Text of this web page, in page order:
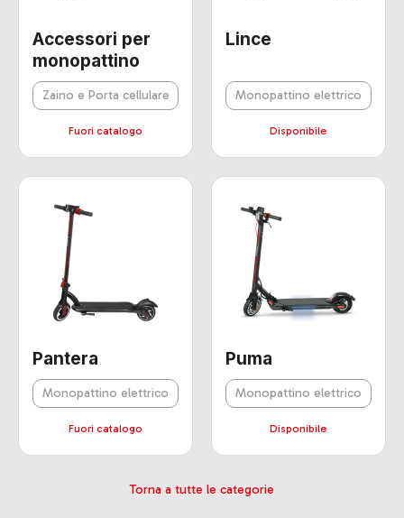
Accessori per
monopattino
Zaino e Porta cellulare
Fuori catalogo
Lince
Monopattino elettrico
Disponibile
Pantera
Monopattino elettrico
Fuori catalogo
Puma
Monopattino elettrico
Disponibile
Torna a tutte le categorie